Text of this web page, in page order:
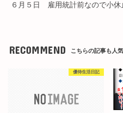
６月５日 雇用統計前なので小休
RECOMMEND こちらの記事も人気
優待生活日記